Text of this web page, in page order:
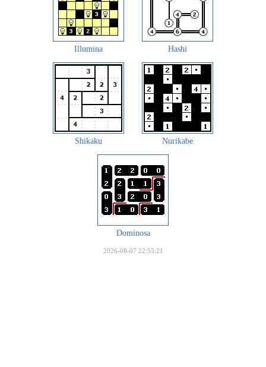
Illumina Hashi
Shikaku Nurikabe
Dominosa
2026-08-07 22:55:21